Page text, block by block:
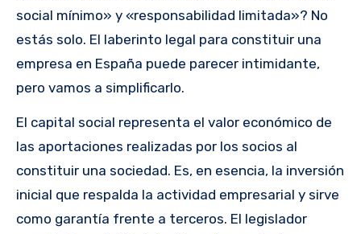
social mínimo» y «responsabilidad limitada»? No
estás solo. El laberinto legal para constituir una
empresa en España puede parecer intimidante,
pero vamos a simplificarlo.
El capital social representa el valor económico de
las aportaciones realizadas por los socios al
constituir una sociedad. Es, en esencia, la inversión
inicial que respalda la actividad empresarial y sirve
como garantía frente a terceros. El legislador